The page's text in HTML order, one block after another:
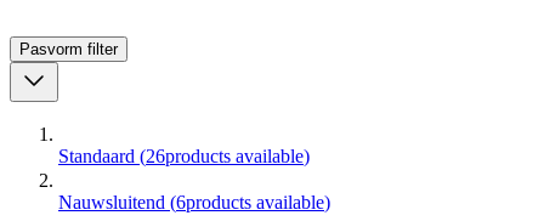
Pasvorm filter
Standaard (26products available)
Nauwsluitend (6products available)